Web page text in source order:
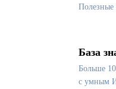
Полезные
База
Больше
с умным